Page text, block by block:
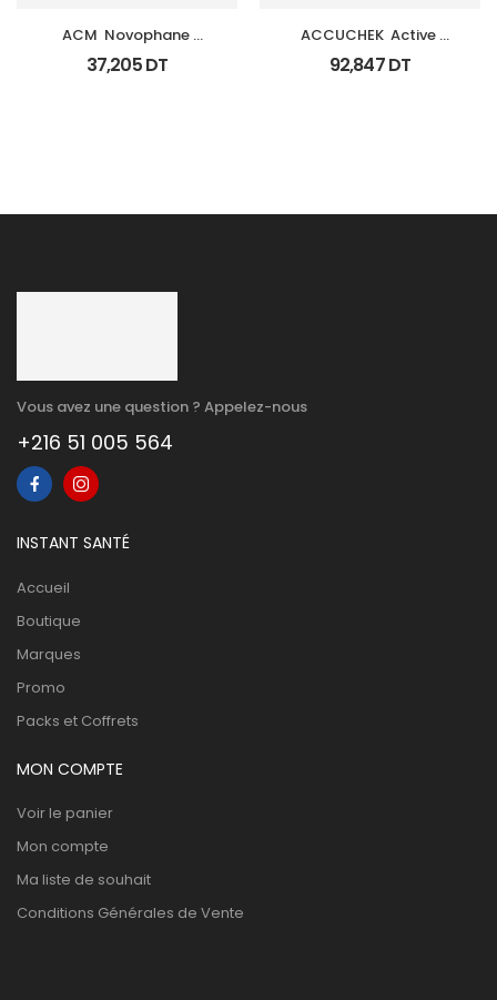
ACM  Novophane
Shampooing Sebo
Regulateur 200Ml
37,205DT
ACCUCHEK  Active
Coffret 110
Bandlettes+Appareil
92,847DT
Vous avez une question ? Appelez-nous
+216 51 005 564
INSTANT SANTÉ
Accueil
Boutique
Marques
Promo
Packs et Coffrets
MON COMPTE
Voir le panier
Mon compte
Ma liste de souhait
Conditions Générales de Vente